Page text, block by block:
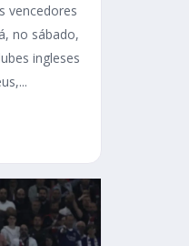
vencedores
no sábado,
ingleses